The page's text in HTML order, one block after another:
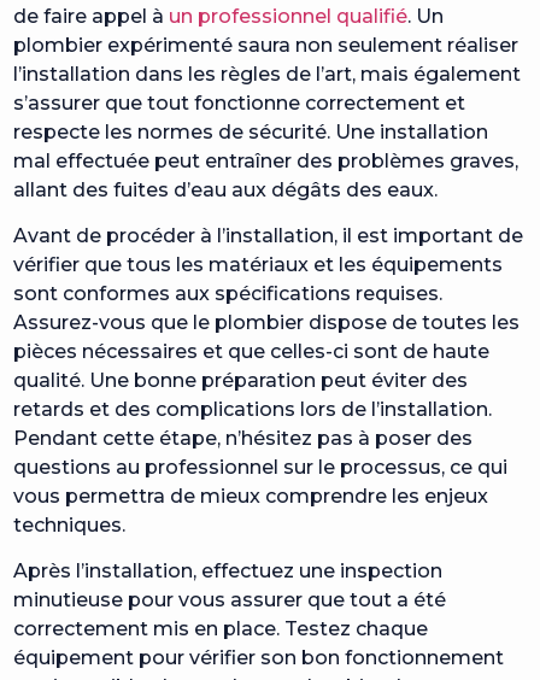
de faire appel à un professionnel qualifié. Un
plombier expérimenté saura non seulement réaliser
l’installation dans les règles de l’art, mais également
s’assurer que tout fonctionne correctement et
respecte les normes de sécurité. Une installation
mal effectuée peut entraîner des problèmes graves,
allant des fuites d’eau aux dégâts des eaux.
Avant de procéder à l’installation, il est important de
vérifier que tous les matériaux et les équipements
sont conformes aux spécifications requises.
Assurez-vous que le plombier dispose de toutes les
pièces nécessaires et que celles-ci sont de haute
qualité. Une bonne préparation peut éviter des
retards et des complications lors de l’installation.
Pendant cette étape, n’hésitez pas à poser des
questions au professionnel sur le processus, ce qui
vous permettra de mieux comprendre les enjeux
techniques.
Après l’installation, effectuez une inspection
minutieuse pour vous assurer que tout a été
correctement mis en place. Testez chaque
équipement pour vérifier son bon fonctionnement